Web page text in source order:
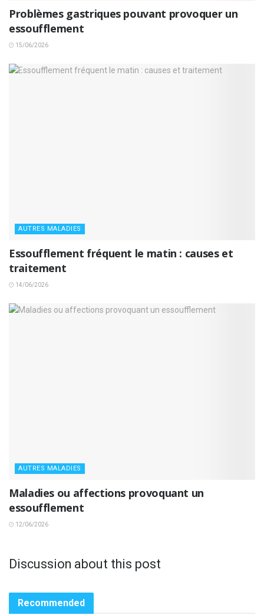
Problèmes gastriques pouvant provoquer un
essoufflement
15/06/2026
AUTRES MALADIES
Essoufflement fréquent le matin : causes et
traitement
14/06/2026
AUTRES MALADIES
Maladies ou affections provoquant un
essoufflement
12/06/2026
Discussion about this post
Recommended